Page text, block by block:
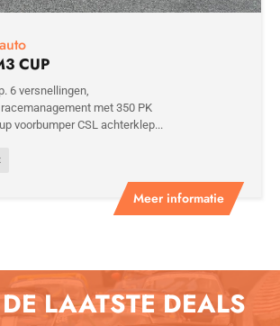
Meer informatie
CUP
6 versnellingen,
met 350 PK
voorbumper CSL achterklep...
LAATSTE DEALS